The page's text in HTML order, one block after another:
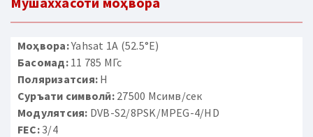
Моҳвора:Yahsat 1A (52.5°E)
Басомад:11 785 МГс
Поляризатсия: H
Суръати символӣ:27500 Мсимв/сек
Модулятсия: DVB-S2/8PSK/MPEG-4/HD
FEC:3/4